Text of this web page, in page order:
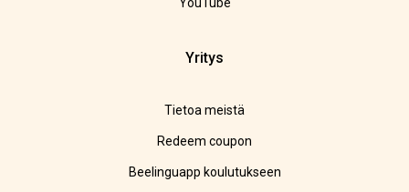
Yritys
Tietoa meistä
Redeem coupon
Beelinguapp koulutukseen